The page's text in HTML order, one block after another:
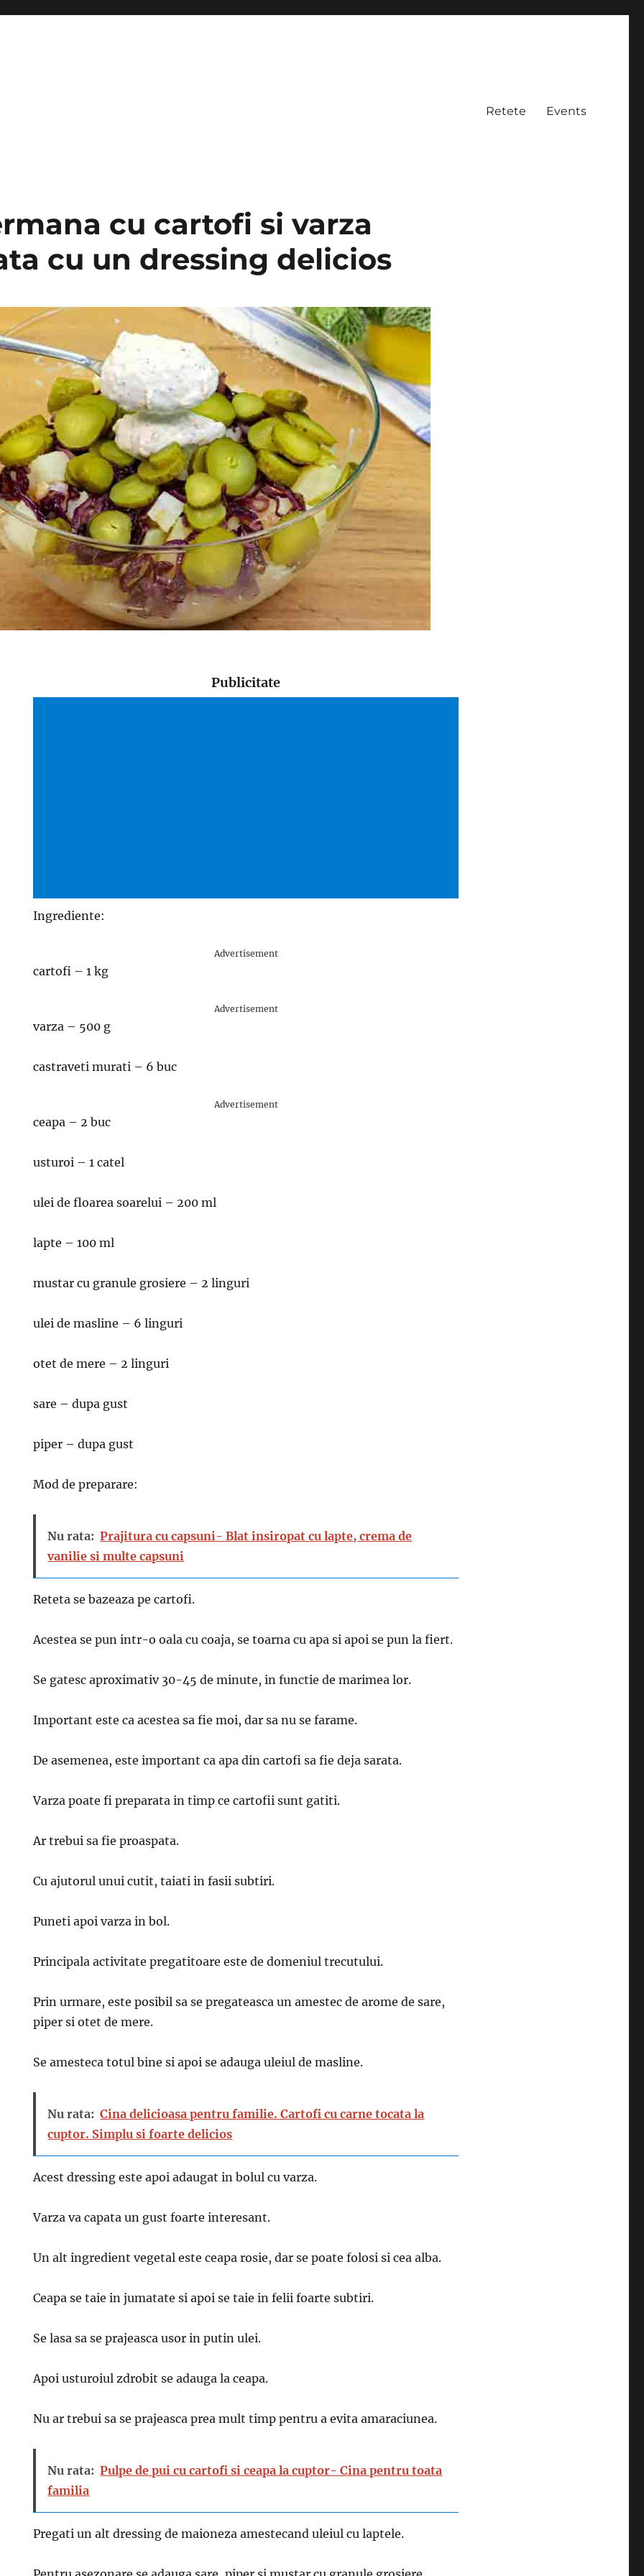
Retete Events
cu cartofi si varza
cu un dressing delicios
Publicitate
Ingrediente:
Advertisement
cartofi – 1 kg
Advertisement
varza – 500 g
castraveti murati – 6 buc
Advertisement
ceapa – 2 buc
usturoi – 1 catel
ulei de floarea soarelui – 200 ml
lapte – 100 ml
mustar cu granule grosiere – 2 linguri
ulei de masline – 6 linguri
otet de mere – 2 linguri
sare – dupa gust
piper – dupa gust
Mod de preparare:
Nu rata: Prajitura cu capsuni- Blat insiropat cu lapte, crema de
vanilie si multe capsuni
Reteta se bazeaza pe cartofi.
Acestea se pun intr-o oala cu coaja, se toarna cu apa si apoi se pun la fiert.
Se gatesc aproximativ 30-45 de minute, in functie de marimea lor.
Important este ca acestea sa fie moi, dar sa nu se farame.
De asemenea, este important ca apa din cartofi sa fie deja sarata.
Varza poate fi preparata in timp ce cartofii sunt gatiti.
Ar trebui sa fie proaspata.
Cu ajutorul unui cutit, taiati in fasii subtiri.
Puneti apoi varza in bol.
Principala activitate pregatitoare este de domeniul trecutului.
Prin urmare, este posibil sa se pregateasca un amestec de arome de sare,
piper si otet de mere.
Se amesteca totul bine si apoi se adauga uleiul de masline.
Nu rata: Cina delicioasa pentru familie. Cartofi cu carne tocata la
cuptor. Simplu si foarte delicios
Acest dressing este apoi adaugat in bolul cu varza.
Varza va capata un gust foarte interesant.
Un alt ingredient vegetal este ceapa rosie, dar se poate folosi si cea alba.
Ceapa se taie in jumatate si apoi se taie in felii foarte subtiri.
Se lasa sa se prajeasca usor in putin ulei.
Apoi usturoiul zdrobit se adauga la ceapa.
Nu ar trebui sa se prajeasca prea mult timp pentru a evita amaraciunea.
Nu rata: Pulpe de pui cu cartofi si ceapa la cuptor- Cina pentru toata
familia
Pregati un alt dressing de maioneza amestecand uleiul cu laptele.